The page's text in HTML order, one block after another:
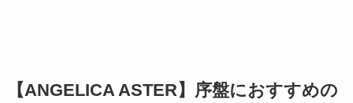
【ANGELICA ASTER】序盤におすすめの